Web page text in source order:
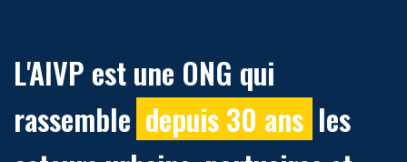
L'AIVP est une ONG qui
rassemble depuis 30 ans les